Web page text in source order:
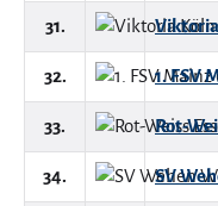
31.
32. 1. FSV
33. Rot-
34. SV